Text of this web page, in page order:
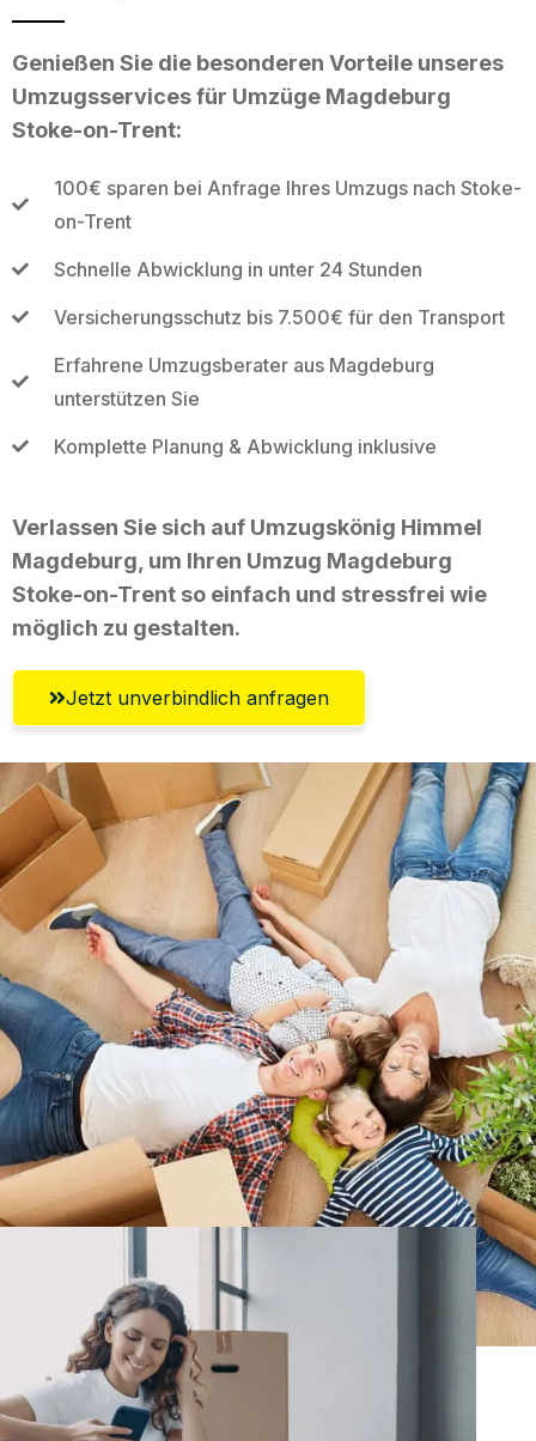
Genießen Sie die besonderen Vorteile unseres
Umzugsservices für Umzüge Magdeburg
Stoke-on-Trent:
100€ sparen bei Anfrage Ihres Umzugs nach Stoke-
on-Trent
Schnelle Abwicklung in unter 24 Stunden
Versicherungsschutz bis 7.500€ für den Transport
Erfahrene Umzugsberater aus Magdeburg
unterstützen Sie
Komplette Planung & Abwicklung inklusive
Verlassen Sie sich auf Umzugskönig Himmel
Magdeburg, um Ihren Umzug Magdeburg
Stoke-on-Trent so einfach und stressfrei wie
möglich zu gestalten.
Jetzt unverbindlich anfragen